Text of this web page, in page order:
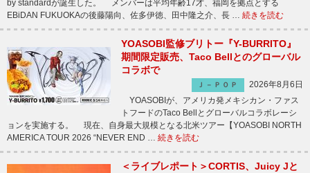
by standardが誕生した。 メンバーは平均年齢17才、福岡を拠点とする
EBiDAN FUKUOKAの後藤陽向、佐多伊徳、田中隆之介、長 … 続きを読む
YOASOBI監修ブリトー『Y-BURRITO』
期間限定販売、Taco Bellとのグローバル
コラボで
Ｊ－ＰＯＰ
2026年8月6日
YOASOBIが、アメリカ発メキシカン・ファス
トフードのTaco Bellとグローバルコラボレーシ
ョンを実施する。 現在、自身最大規模となる北米ツアー【YOASOBI NORTH
AMERICA TOUR 2026 “NEVER END … 続きを読む
＜ライブレポート＞CORTIS、Juicy Jと